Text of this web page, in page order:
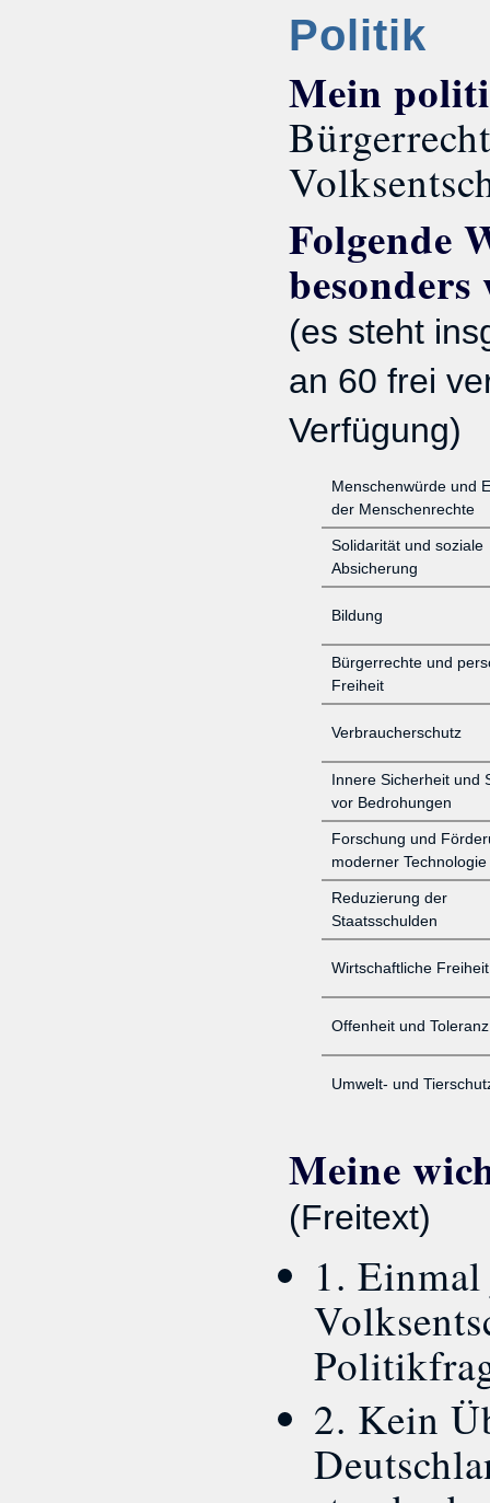
Politik
Mein
Folgende
(es steht
an 60 frei
Verfügung)
Menschenwürde und
der Menschenrechte
Solidarität und soziale
Absicherung
Bildung
Bürgerrechte und
Freiheit
Verbraucherschutz
Innere Sicherheit und
vor Bedrohungen
Forschung und
moderner Technologie
Reduzierung der
Staatsschulden
Wirtschaftliche Freiheit
Offenheit und Toleranz
Umwelt- und
Meine
(Freitext)
1.
2. Kein